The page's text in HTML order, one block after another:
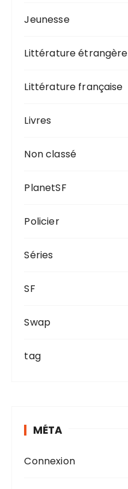
Jeunesse
Littérature étrangère
Littérature française
Livres
Non classé
PlanetSF
Policier
Séries
SF
Swap
tag
MÉTA
Connexion